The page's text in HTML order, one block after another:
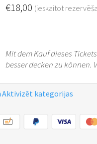
€18,00 (ieskaitot
Mit dem Kauf dieses
besser decken zu können.
Aktivizēt kategorijas